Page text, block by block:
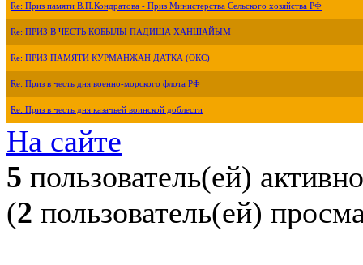
Re: Приз памяти В.П.Кондратова - Приз Министерства Сельского хозяйства РФ
Re: ПРИЗ В ЧЕСТЬ КОБЫЛЫ ПАДИША ХАНШАЙЫМ
Re: ПРИЗ ПАМЯТИ КУРМАНЖАН ДАТКА (ОКС)
Re: Приз в честь дня военно-морского флота РФ
Re: Приз в честь дня казачьей воинской доблести
На сайте
5 пользователь(ей) активно
(2 пользователь(ей)